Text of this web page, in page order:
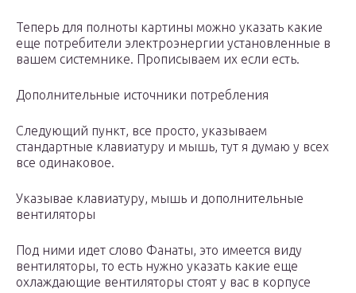
Теперь для полноты картины можно указать какие
еще потребители электроэнергии установленные в
вашем системнике. Прописываем их если есть.
Дополнительные источники потребления
Следующий пункт, все просто, указываем
стандартные клавиатуру и мышь, тут я думаю у всех
все одинаковое.
Указывае клавиатуру, мышь и дополнительные
вентиляторы
Под ними идет слово Фанаты, это имеется виду
вентиляторы, то есть нужно указать какие еще
охлаждающие вентиляторы стоят у вас в корпусе